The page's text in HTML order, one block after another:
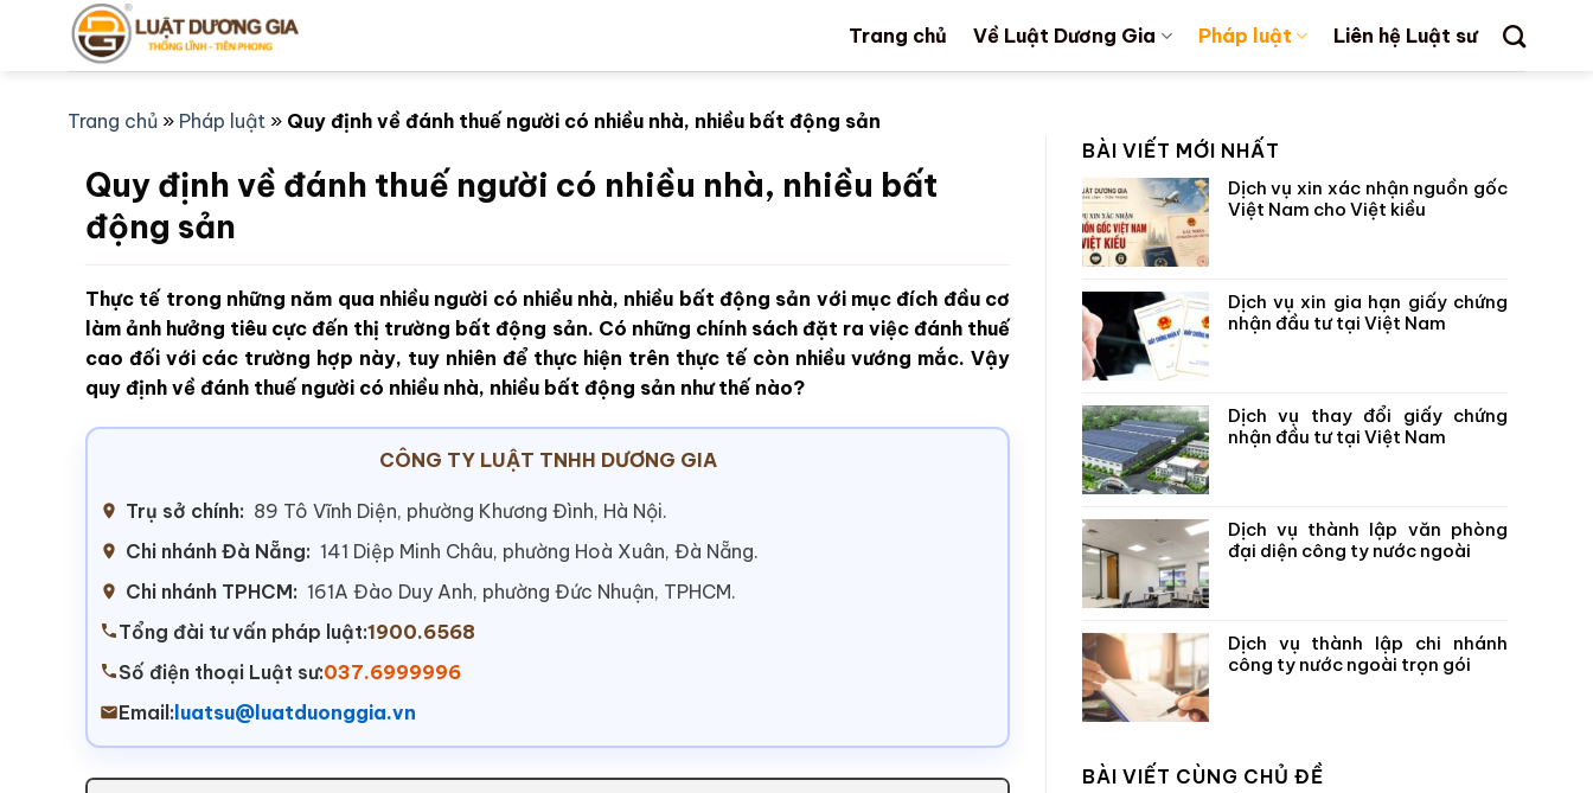
Trang chủ Về Luật Dương Gia Pháp luật Liên hệ Luật sư
Trang chủ » Pháp luật » Quy định về đánh thuế người có nhiều nhà, nhiều bất động sản
Quy định về đánh thuế người có nhiều nhà, nhiều bất
động sản
Thực tế trong những năm qua nhiều người có nhiều nhà, nhiều bất động sản với mục đích đầu cơ
làm ảnh hưởng tiêu cực đến thị trường bất động sản. Có những chính sách đặt ra việc đánh thuế
cao đối với các trường hợp này, tuy nhiên để thực hiện trên thực tế còn nhiều vướng mắc. Vậy
quy định về đánh thuế người có nhiều nhà, nhiều bất động sản như thế nào?
CÔNG TY LUẬT TNHH DƯƠNG GIA
Trụ sở chính: 89 Tô Vĩnh Diện, phường Khương Đình, Hà Nội.
Chi nhánh Đà Nẵng: 141 Diệp Minh Châu, phường Hoà Xuân, Đà Nẵng.
Chi nhánh TPHCM: 161A Đào Duy Anh, phường Đức Nhuận, TPHCM.
Tổng đài tư vấn pháp luật:1900.6568
Số điện thoại Luật sư:037.6999996
Email: luatsu@luatduonggia.vn
BÀI VIẾT MỚI NHẤT
Dịch vụ xin xác nhận nguồn gốc
Việt Nam cho Việt kiều
Dịch vụ xin gia hạn giấy chứng
nhận đầu tư tại Việt Nam
Dịch vụ thay đổi giấy chứng
nhận đầu tư tại Việt Nam
Dịch vụ thành lập văn phòng
đại diện công ty nước ngoài
Dịch vụ thành lập chi nhánh
công ty nước ngoài trọn gói
BÀI VIẾT CÙNG CHỦ ĐỀ